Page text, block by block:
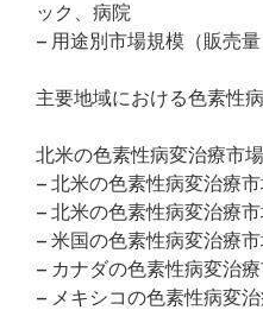
ック、病院
– 用途別市場規模（販売量
主要地域における色素性
北米の色素性病変治療市
– 北米の色素性病変治療
– 北米の色素性病変治療
– 米国の色素性病変治療
– カナダの色素性病変治
– メキシコの色素性病変